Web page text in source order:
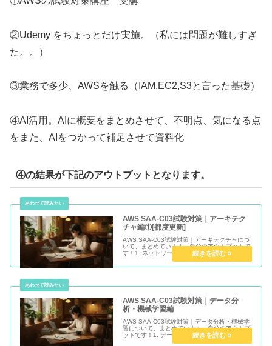
実際にやったこと
た。。）
④AI活用。AIに概要をまとめさせて、不明点、気になる点
をまた、AIをつかって補足させて資料化
④の結果が下記のアウトプットとなります。
AWS SAA-C03試験対策｜アーキテク
チャ編①[都度更新]
AWS SAA-C03試験対策｜アーキテクチャにつ
す！1. ネットワーク（VPC, セキュリティグル
ープ, NACL）VPC (Virtual Private Cloud)概要:
AWSクラウド内に...